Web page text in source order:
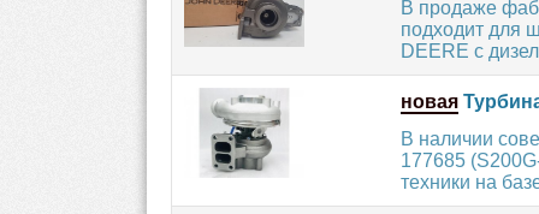
В продаже
подходит для
DEERE с
новая
В наличии
177685
техники на